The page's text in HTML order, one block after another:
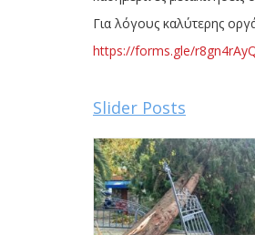
Για λόγους καλύτερης
https://forms.gle/
Slider Posts